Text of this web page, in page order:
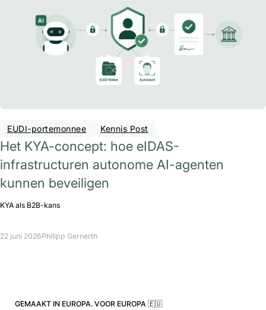
EUDI-portemonnee Kennis Post
Het KYA-concept: hoe eIDAS-
infrastructuren autonome AI-agenten
kunnen beveiligen
KYA als B2B-kans
22 juni 2026Philipp Gernerth
GEMAAKT IN EUROPA. VOOR EUROPA 🇪🇺